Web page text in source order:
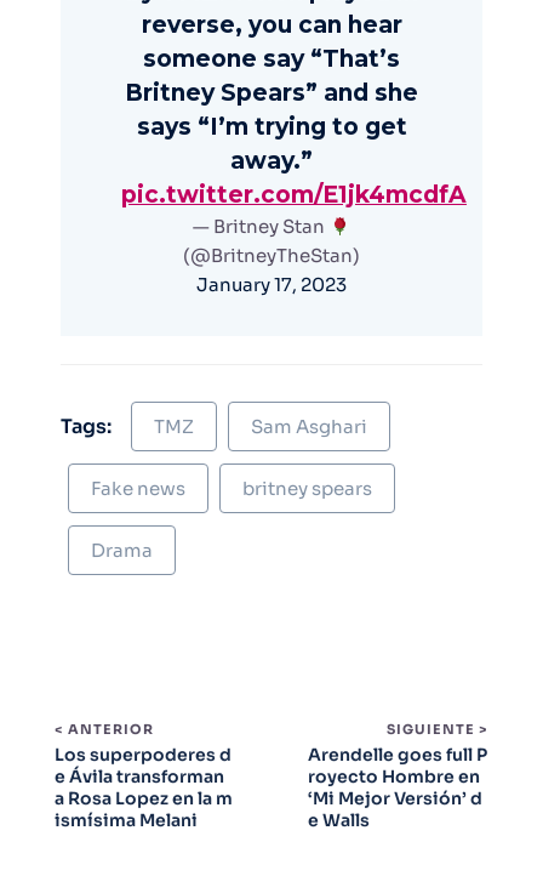
reverse, you can hear
someone say “That’s
Britney Spears” and she
says “I’m trying to get
away.”
pic.twitter.com/E1jk4mcdfA
— Britney Stan
(@BritneyTheStan)
January 17, 2023
Tags: TMZ Sam Asghari
Fake news britney spears
Drama
< ANTERIOR
Los superpoderes d
e Ávila transforman
a Rosa Lopez en la m
ismísima Melani
SIGUIENTE >
Arendelle goes full P
royecto Hombre en
‘Mi Mejor Versión’ d
e Walls